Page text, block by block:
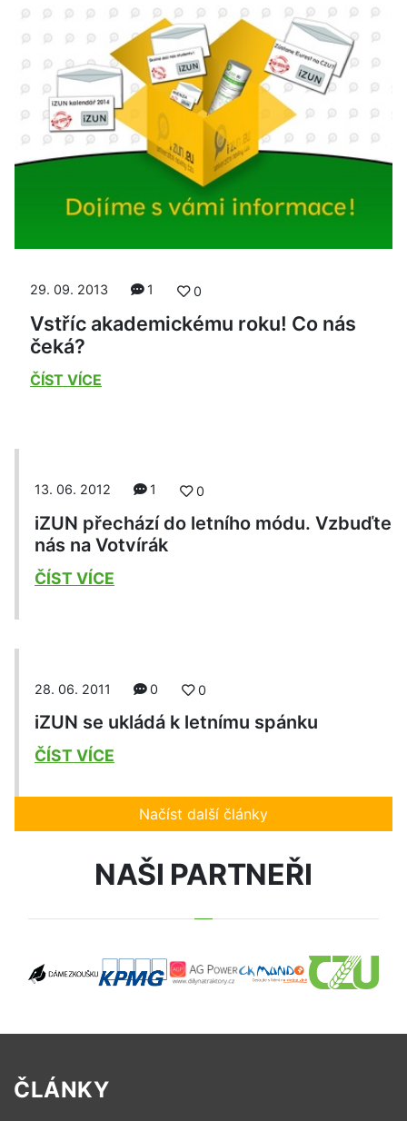
29. 09. 2013 1 0
Vstříc akademickému roku! Co nás
čeká?
ČÍST VÍCE
13. 06. 2012 1 0
iZUN přechází do letního módu. Vzbuďte
nás na Votvírák
ČÍST VÍCE
28. 06. 2011 0 0
iZUN se ukládá k letnímu spánku
ČÍST VÍCE
Načíst další články
NAŠI PARTNEŘI
ČLÁNKY